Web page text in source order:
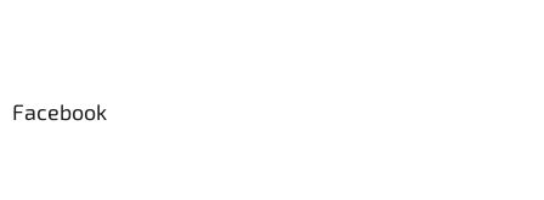
Facebook